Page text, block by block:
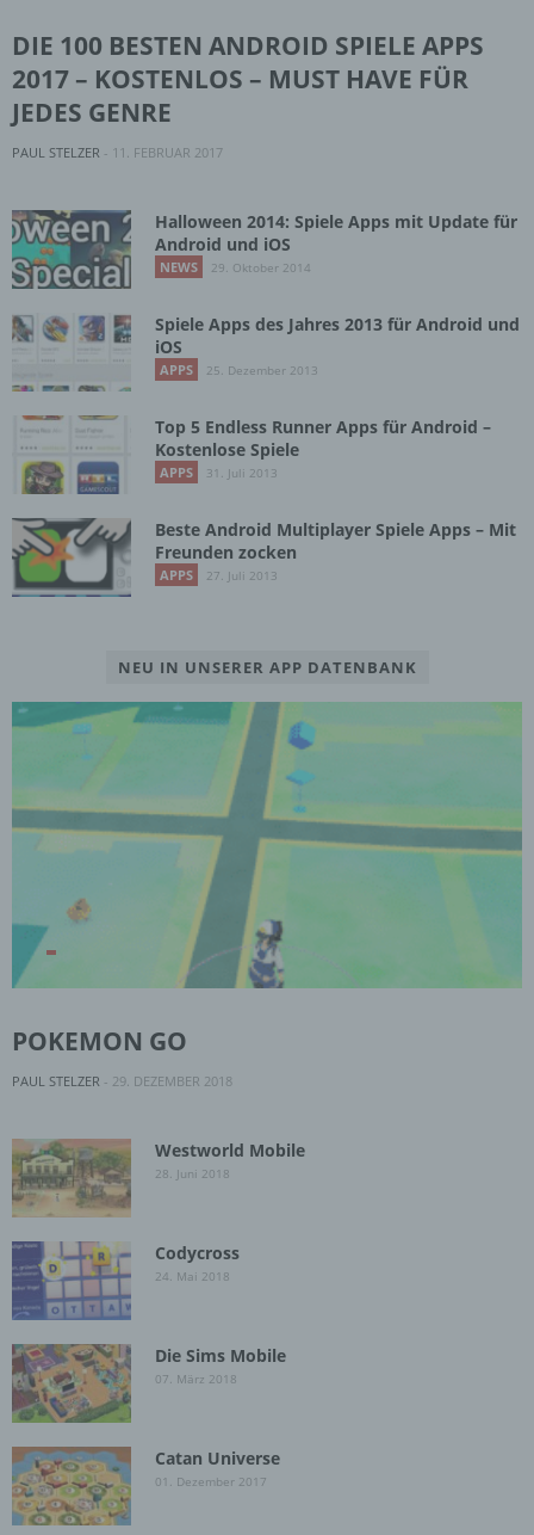
DIE 100 BESTEN ANDROID SPIELE APPS
2017 – KOSTENLOS – MUST HAVE FÜR
JEDES GENRE
PAUL STELZER - 11. FEBRUAR 2017
Halloween 2014: Spiele Apps mit Update für
Android und iOS
NEWS 29. Oktober 2014
Spiele Apps des Jahres 2013 für Android und
iOS
APPS 25. Dezember 2013
Top 5 Endless Runner Apps für Android –
Kostenlose Spiele
APPS 31. Juli 2013
Beste Android Multiplayer Spiele Apps – Mit
Freunden zocken
APPS 27. Juli 2013
NEU IN UNSERER APP DATENBANK
POKEMON GO
PAUL STELZER - 29. DEZEMBER 2018
Westworld Mobile
28. Juni 2018
Codycross
24. Mai 2018
Die Sims Mobile
07. März 2018
Catan Universe
01. Dezember 2017